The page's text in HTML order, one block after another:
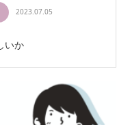
2023.07.05
いか